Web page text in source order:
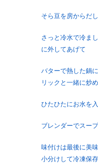
そら豆を房からだ
さっと冷水で冷ま
に外してあげて
バターで熱した鍋
リックと一緒に炒め
ひたひたにお水を
ブレンダーでスー
味付けは最後に
小分けして冷凍保存